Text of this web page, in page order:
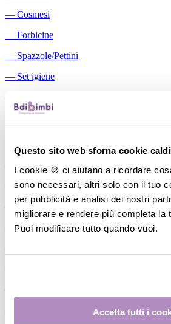
Questo sito web sforna cookie
I cookie 🍪 ci aiutano a ricordare
sono necessari, altri solo con il tuo
per pubblicità e analisi dei nostri
migliorare e rendere più completa
Puoi modificare tutto quando vuoi.
Accetta tutti i
― Cosmesi
― Forbicine
― Spazzole/Pettini
― Set igiene
Aspiratori nasali manuali
―
Cuscini allattamento
―Biberon
―
Tettarelle
―Succhietti
Conservalatte Materno